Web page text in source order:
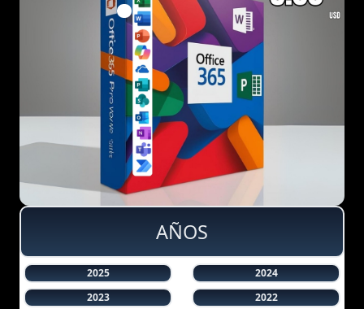
AÑOS
2025
2024
2023
2022